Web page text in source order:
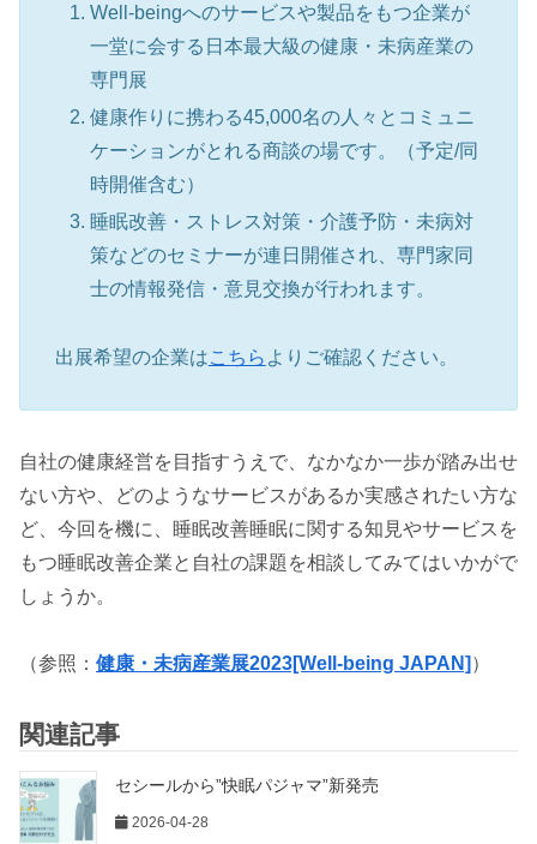
Well-beingへのサービスや製品をもつ企業が
一堂に会する日本最大級の健康・未病産業の
専門展
健康作りに携わる45,000名の人々とコミュニ
ケーションがとれる商談の場です。（予定/同
時開催含む）
睡眠改善・ストレス対策・介護予防・未病対
策などのセミナーが連日開催され、専門家同
士の情報発信・意見交換が行われます。
出展希望の企業はこちら よりご確認ください。
自社の健康経営を目指すうえで、なかなか一歩が踏み出せ
ない方や、どのようなサービスがあるか実感されたい方な
ど、今回を機に、睡眠改善睡眠に関する知見やサービスを
もつ睡眠改善企業と自社の課題を相談してみてはいかがで
しょうか。
（参照： 健康・未病産業展2023[Well-being JAPAN] ）
関連記事
セシールから”快眠パジャマ”新発売
2026-04-28